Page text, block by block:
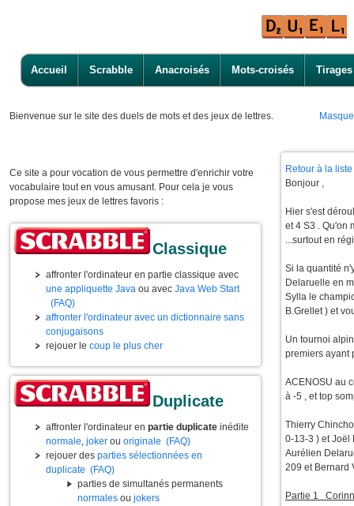
Accueil Scrabble Anacroisés Mots-croisés Tirages
Bienvenue sur le site des duels de mots et des jeux de lettres.
Ce site a pour vocation de vous permettre d'enrichir votre
vocabulaire tout en vous amusant. Pour cela je vous
propose mes jeux de lettres favoris :
Classique
affronter l'ordinateur en partie classique avec
une appliquette Java ou avec Java Web Start
(FAQ)
affronter l'ordinateur avec un dictionnaire sans
conjugaisons
rejouer le coup le plus cher
Duplicate
affronter l'ordinateur en partie duplicate inédite
normale, joker ou originale (FAQ)
rejouer des parties sélectionnées en
duplicate (FAQ)
parties de simultanés permanents
normales ou jokers
Retour à la
Bonjour ,
Hier s'est
et 4 S3 . Qu'on
...surtout en
Si la quantité
Delaruelle en
Sylla le
B.Grellet ) et
Un tournoi
premiers ayant
ACENOSU au
à -5 , et top
Thierry
0-13-3 ) et Joël
Aurélien
209 et Bernard
Partie 1